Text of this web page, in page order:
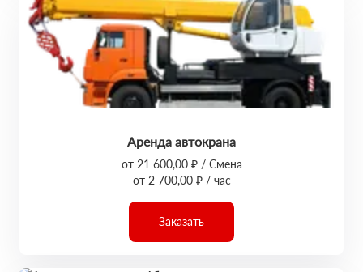
Аренда автокрана
от 21 600,00 ₽ / Смена
от 2 700,00 ₽ / час
Заказать